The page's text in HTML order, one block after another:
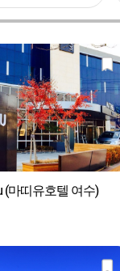
(마띠유호텔 여수)